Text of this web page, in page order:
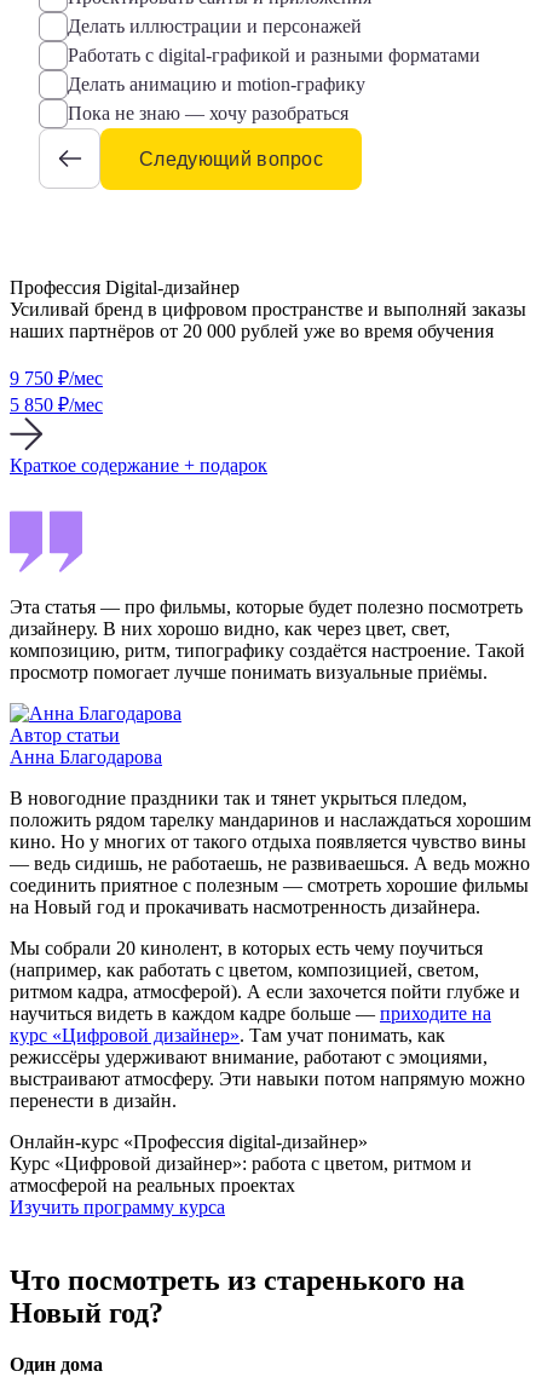
Делать иллюстрации и персонажей
Работать с digital-графикой и разными форматами
Делать анимацию и motion-графику
Пока не знаю — хочу разобраться
Следующий вопрос
Профессия Digital-дизайнер
Усиливай бренд в цифровом пространстве и выполняй заказы
наших партнёров от 20 000 рублей уже во время обучения
9 750 ₽/мес
5 850 ₽/мес
Краткое содержание + подарок
Эта статья — про фильмы, которые будет полезно посмотреть
дизайнеру. В них хорошо видно, как через цвет, свет,
композицию, ритм, типографику создаётся настроение. Такой
просмотр помогает лучше понимать визуальные приёмы.
Автор статьи
Анна Благодарова
В новогодние праздники так и тянет укрыться пледом,
положить рядом тарелку мандаринов и наслаждаться хорошим
кино. Но у многих от такого отдыха появляется чувство вины
— ведь сидишь, не работаешь, не развиваешься. А ведь можно
соединить приятное с полезным — смотреть хорошие фильмы
на Новый год и прокачивать насмотренность дизайнера.
Мы собрали 20 кинолент, в которых есть чему поучиться
(например, как работать с цветом, композицией, светом,
ритмом кадра, атмосферой). А если захочется пойти глубже и
научиться видеть в каждом кадре больше — приходите на
курс «Цифровой дизайнер». Там учат понимать, как
режиссёры удерживают внимание, работают с эмоциями,
выстраивают атмосферу. Эти навыки потом напрямую можно
перенести в дизайн.
Онлайн-курс «Профессия digital-дизайнер»
Курс «Цифровой дизайнер»: работа с цветом, ритмом и
атмосферой на реальных проектах
Изучить программу курса
Что посмотреть из старенького на
Новый год?
Один дома